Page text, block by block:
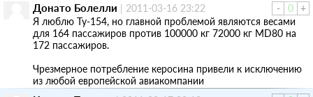
-
0 +
Донато Болелли | 2011-03-16 23:22
Я люблю Ту-154, но главной проблемой являются весами
для 164 пассажиров против 100000 кг 72000 кг MD80 на
172 пассажиров.
Чрезмерное потребление керосина привели к исключению
из любой европейской авиакомпании